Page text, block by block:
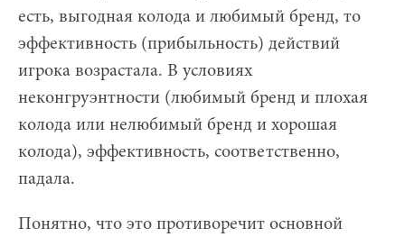
есть, выгодная колода и любимый бренд, то
эффективность (прибыльность) действий
игрока возрастала. В условиях
неконгруэнтности (любимый бренд и плохая
колода или нелюбимый бренд и хорошая
колода), эффективность, соответственно,
падала.
Понятно, что это противоречит основной